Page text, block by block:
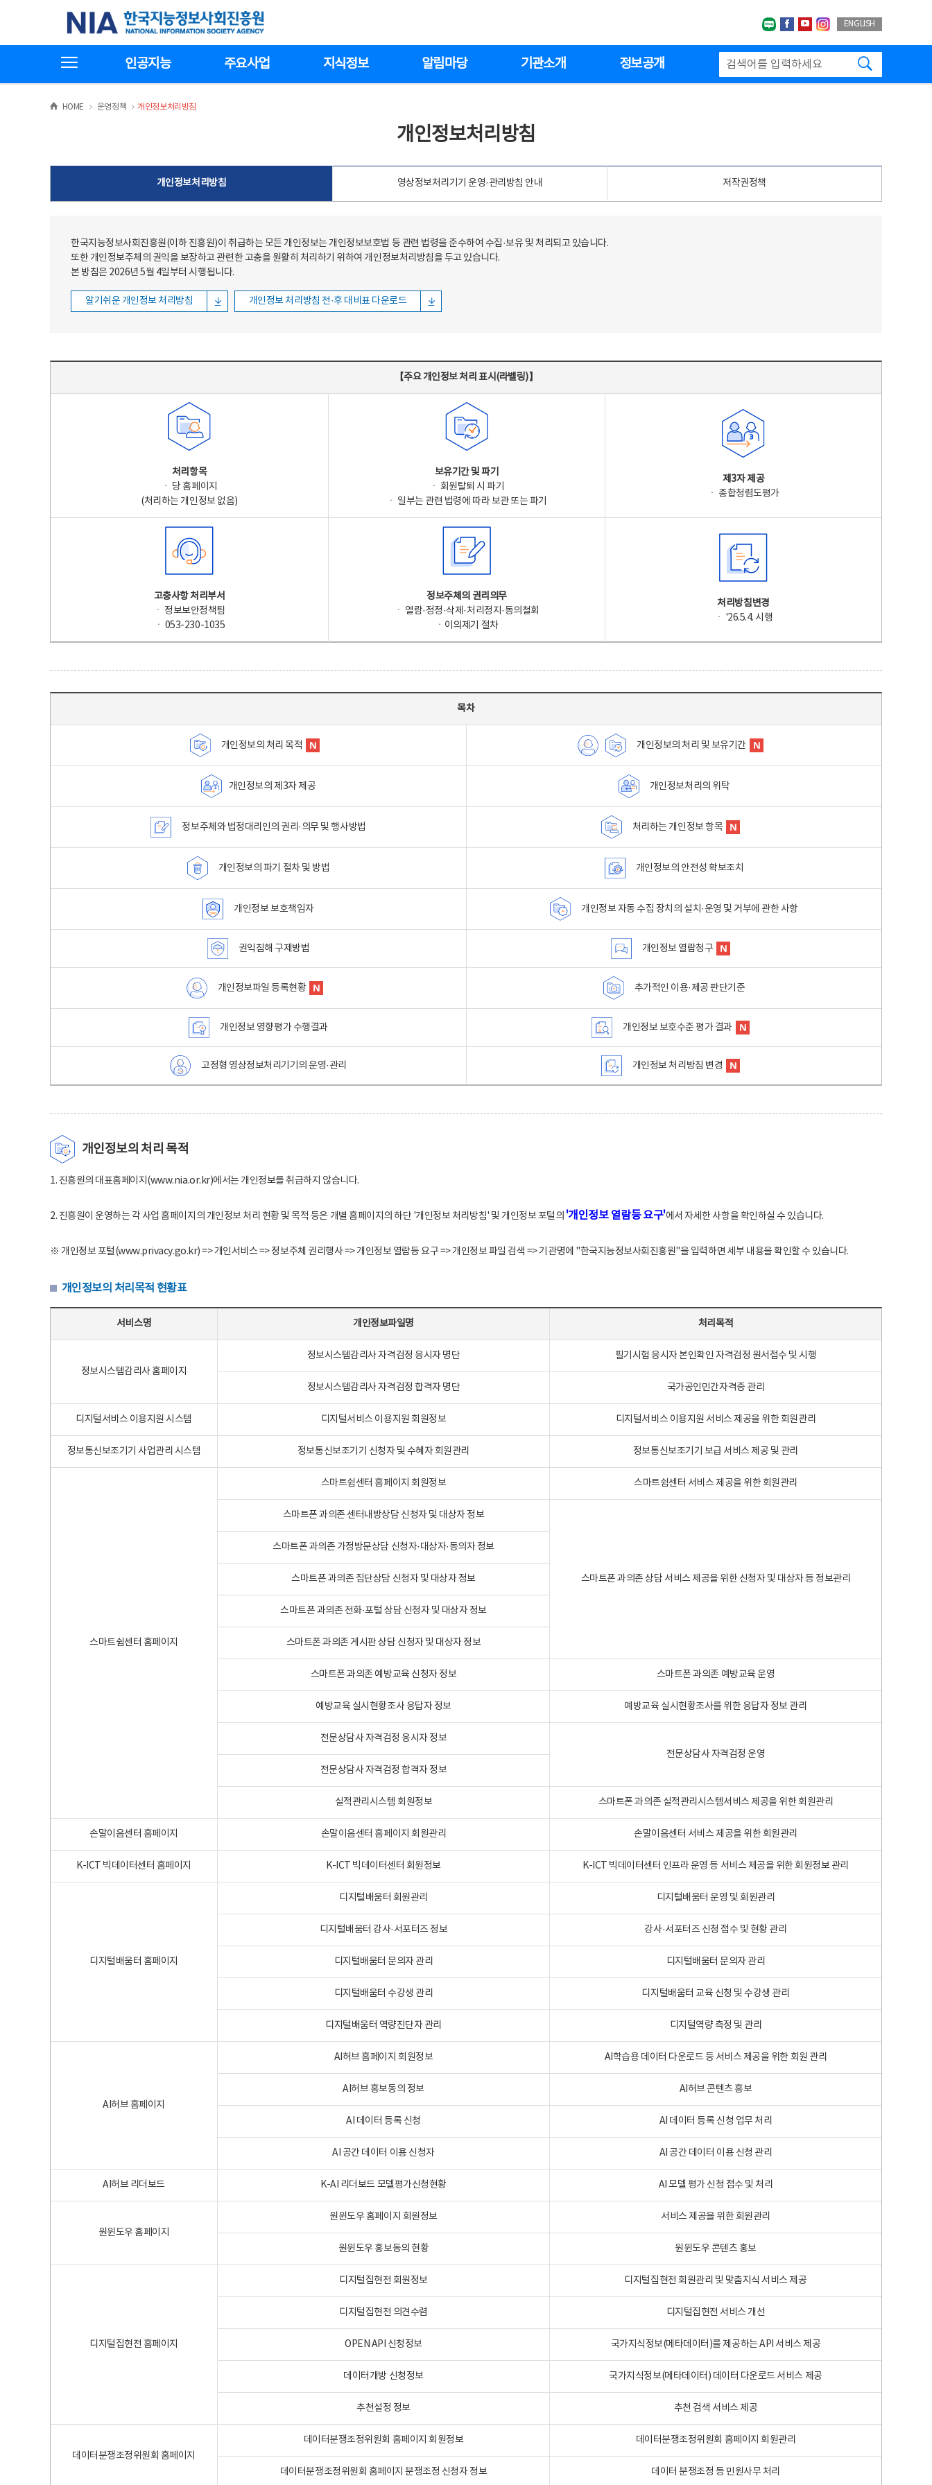
한국지능정보사회진흥원
네이버블로그
페이스북
유투브인스타그랩
ENGLISH
인공지능 주요사업 지식정보 알림마당 기관소개 정보공개
HOME >운영정책 >
개인정보처리방침
개인정보처리방침
개인정보처리방침 영상정보처리기기 운영·관리방침 안내 저작권정책
한국지능정보사회진흥원(이하 진흥원)이 취급하는 모든 개인정보는 개인정보보호법 등 관련 법령을 준수하여 수집·보유 및 처리되고 있습니다.
또한 개인정보주체의 권익을 보장하고 관련한 고충을 원활히 처리하기 위하여 개인정보처리방침을 두고 있습니다.
본 방침은 2026년 5월 4일부터 시행됩니다.
알기쉬운 개인정보 처리방침 개인정보 처리방침 전·후 대비표 다운로드
【주요 개인정보 처리 표시(라벨링)】
처리항목
ㆍ 당 홈페이지
(처리하는 개인정보 없음)
보유기간 및 파기
ㆍ 회원탈퇴 시 파기
ㆍ 일부는 관련 법령에 따라 보관 또는 파기
제3자 제공
ㆍ 종합청렴도평가
고충사항 처리부서
ㆍ 정보보안정책팀
ㆍ 053-230-1035
정보주체의 권리의무
ㆍ 열람·정정·삭제·처리정지·동의철회
ㆍ이의제기 절차
처리방침변경
ㆍ '26.5.4. 시행
목차
개인정보의 처리 목적 개인정보의 처리 및 보유기간
개인정보의 제3자 제공 개인정보처리의 위탁
정보주체와 법정대리인의 권리·의무 및 행사방법 처리하는 개인정보 항목
개인정보의 파기 절차 및 방법 개인정보의 안전성 확보조치
개인정보 보호책임자 개인정보 자동 수집 장치의 설치·운영 및 거부에 관한 사항
권익침해 구제방법 개인정보 열람청구
개인정보파일 등록현황 추가적인 이용·제공 판단기준
개인정보 영향평가 수행결과 개인정보 보호수준 평가 결과
고정형 영상정보처리기기의 운영·관리 개인정보 처리방침 변경
개인정보의 처리 목적
1. 진흥원의 대표홈페이지(www.nia.or.kr)에서는 개인정보를 취급하지 않습니다.
2. 진흥원이 운영하는 각 사업 홈페이지의 개인정보 처리 현황 및 목적 등은 개별 홈페이지의 하단 '개인정보 처리방침' 및 개인정보 포털의 '개인정보 열람등 요구'에서 자세한 사항을 확인하실 수 있습니다.
※ 개인정보 포털(www.privacy.go.kr) => 개인서비스 => 정보주체 권리행사 => 개인정보 열람등 요구 => 개인정보 파일 검색 => 기관명에 "한국지능정보사회진흥원"을 입력하면 세부 내용을 확인할 수 있습니다.
개인정보의 처리목적 현황표
서비스명 개인정보파일명 처리목적
정보시스템감리사 홈페이지
정보시스템감리사 자격검정 응시자 명단 필기시험 응시자 본인확인 자격검정 원서접수 및 시행
정보시스템감리사 자격검정 합격자 명단 국가공인민간자격증 관리
디지털서비스 이용지원 시스템 디지털서비스 이용지원 회원정보 디지털서비스 이용지원 서비스 제공을 위한 회원관리
정보통신보조기기 사업관리 시스템 정보통신보조기기 신청자 및 수혜자 회원관리 정보통신보조기기 보급 서비스 제공 및 관리
스마트쉼센터 홈페이지
스마트쉼센터 홈페이지 회원정보 스마트쉼센터 서비스 제공을 위한 회원관리
스마트폰 과의존 센터내방상담 신청자 및 대상자 정보
스마트폰 과의존 상담 서비스 제공을 위한 신청자 및 대상자 등 정보관리
스마트폰 과의존 가정방문상담 신청자·대상자·동의자 정보
스마트폰 과의존 집단상담 신청자 및 대상자 정보
스마트폰 과의존 전화·포털 상담 신청자 및 대상자 정보
스마트폰 과의존 게시판 상담 신청자 및 대상자 정보
스마트폰 과의존 예방교육 신청자 정보 스마트폰 과의존 예방교육 운영
예방교육 실시현황조사 응답자 정보 예방교육 실시현황조사를 위한 응답자 정보 관리
전문상담사 자격검정 응시자 정보
전문상담사 자격검정 운영
전문상담사 자격검정 합격자 정보
실적관리시스템 회원정보 스마트폰 과의존 실적관리시스템서비스 제공을 위한 회원관리
손말이음센터 홈페이지 손말이음센터 홈페이지 회원관리 손말이음센터 서비스 제공을 위한 회원관리
K-ICT 빅데이터센터 홈페이지 K-ICT 빅데이터센터 회원정보 K-ICT 빅데이터센터 인프라 운영 등 서비스 제공을 위한 회원정보 관리
디지털배움터 홈페이지
디지털배움터 회원관리 디지털배움터 운영 및 회원관리
디지털배움터 강사·서포터즈 정보 강사·서포터즈 신청 접수 및 현황 관리
디지털배움터 문의자 관리 디지털배움터 문의자 관리
디지털배움터 수강생 관리 디지털배움터 교육 신청 및 수강생 관리
디지털배움터 역량진단자 관리 디지털역량 측정 및 관리
AI허브 홈페이지
AI허브 홈페이지 회원정보 AI학습용 데이터 다운로드 등 서비스 제공을 위한 회원 관리
AI허브 홍보동의 정보 AI허브 콘텐츠 홍보
AI 데이터 등록 신청 AI 데이터 등록 신청 업무 처리
AI 공간 데이터 이용 신청자 AI 공간 데이터 이용 신청 관리
AI허브 리더보드 K-AI 리더보드 모델평가신청현황 AI 모델 평가 신청 접수 및 처리
원윈도우 홈페이지
원윈도우 홈페이지 회원정보 서비스 제공을 위한 회원관리
원윈도우 홍보동의 현황 원윈도우 콘텐츠 홍보
디지털집현전 홈페이지
디지털집현전 회원정보 디지털집현전 회원관리 및 맞춤지식 서비스 제공
디지털집현전 의견수렴 디지털집현전 서비스 개선
OPEN API 신청정보 국가지식정보(메타데이터)를 제공하는 API 서비스 제공
데이터개방 신청정보 국가지식정보(메타데이터) 데이터 다운로드 서비스 제공
추천설정 정보 추천 검색 서비스 제공
데이터분쟁조정위원회 홈페이지
데이터분쟁조정위원회 홈페이지 회원정보 데이터분쟁조정위원회 홈페이지 회원관리
데이터분쟁조정위원회 홈페이지 분쟁조정 신청자 정보 데이터 분쟁조정 등 민원사무 처리